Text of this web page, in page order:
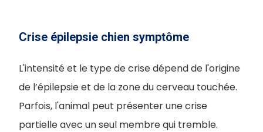
Crise épilepsie chien symptôme
L'intensité et le type de crise dépend de l'origine
de l’épilepsie et de la zone du cerveau touchée.
Parfois, l'animal peut présenter une crise
partielle avec un seul membre qui tremble.